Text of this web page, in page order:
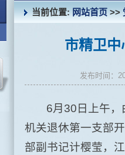
当前位置:网站首页>>
市精卫
发布时间：
6月30日上午
机关退休第一支部
部副书记计樱莹，